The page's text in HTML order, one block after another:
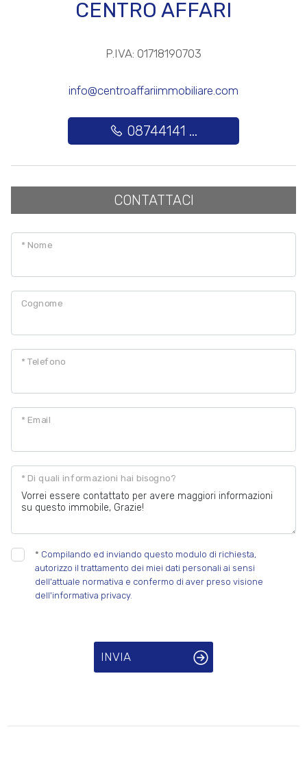
CENTRO AFFARI
P.IVA: 01718190703
info@centroaffariimmobiliare.com
08744141 ...
CONTATTACI
* Nome
Cognome
* Telefono
* Email
* Di quali informazioni hai bisogno?
* Compilando ed inviando questo modulo di richiesta,
autorizzo il trattamento dei miei dati personali ai sensi
dell'attuale normativa e confermo di aver preso visione
dell'informativa privacy.
INVIA
Nuova costruzione